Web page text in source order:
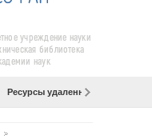
учреждение науки
библиотека
наук
Ресурсы удаленного доступа